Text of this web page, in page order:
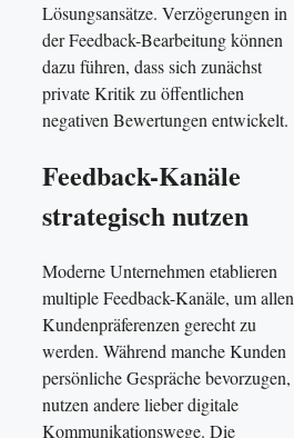
Lösungsansätze. Verzögerungen in
der Feedback-Bearbeitung können
dazu führen, dass sich zunächst
private Kritik zu öffentlichen
negativen Bewertungen entwickelt.
Feedback-Kanäle
strategisch nutzen
Moderne Unternehmen etablieren
multiple Feedback-Kanäle, um allen
Kundenpräferenzen gerecht zu
werden. Während manche Kunden
persönliche Gespräche bevorzugen,
nutzen andere lieber digitale
Kommunikationswege. Die